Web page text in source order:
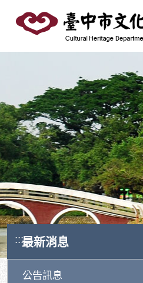
要
塊
:::最新消息
公告訊息